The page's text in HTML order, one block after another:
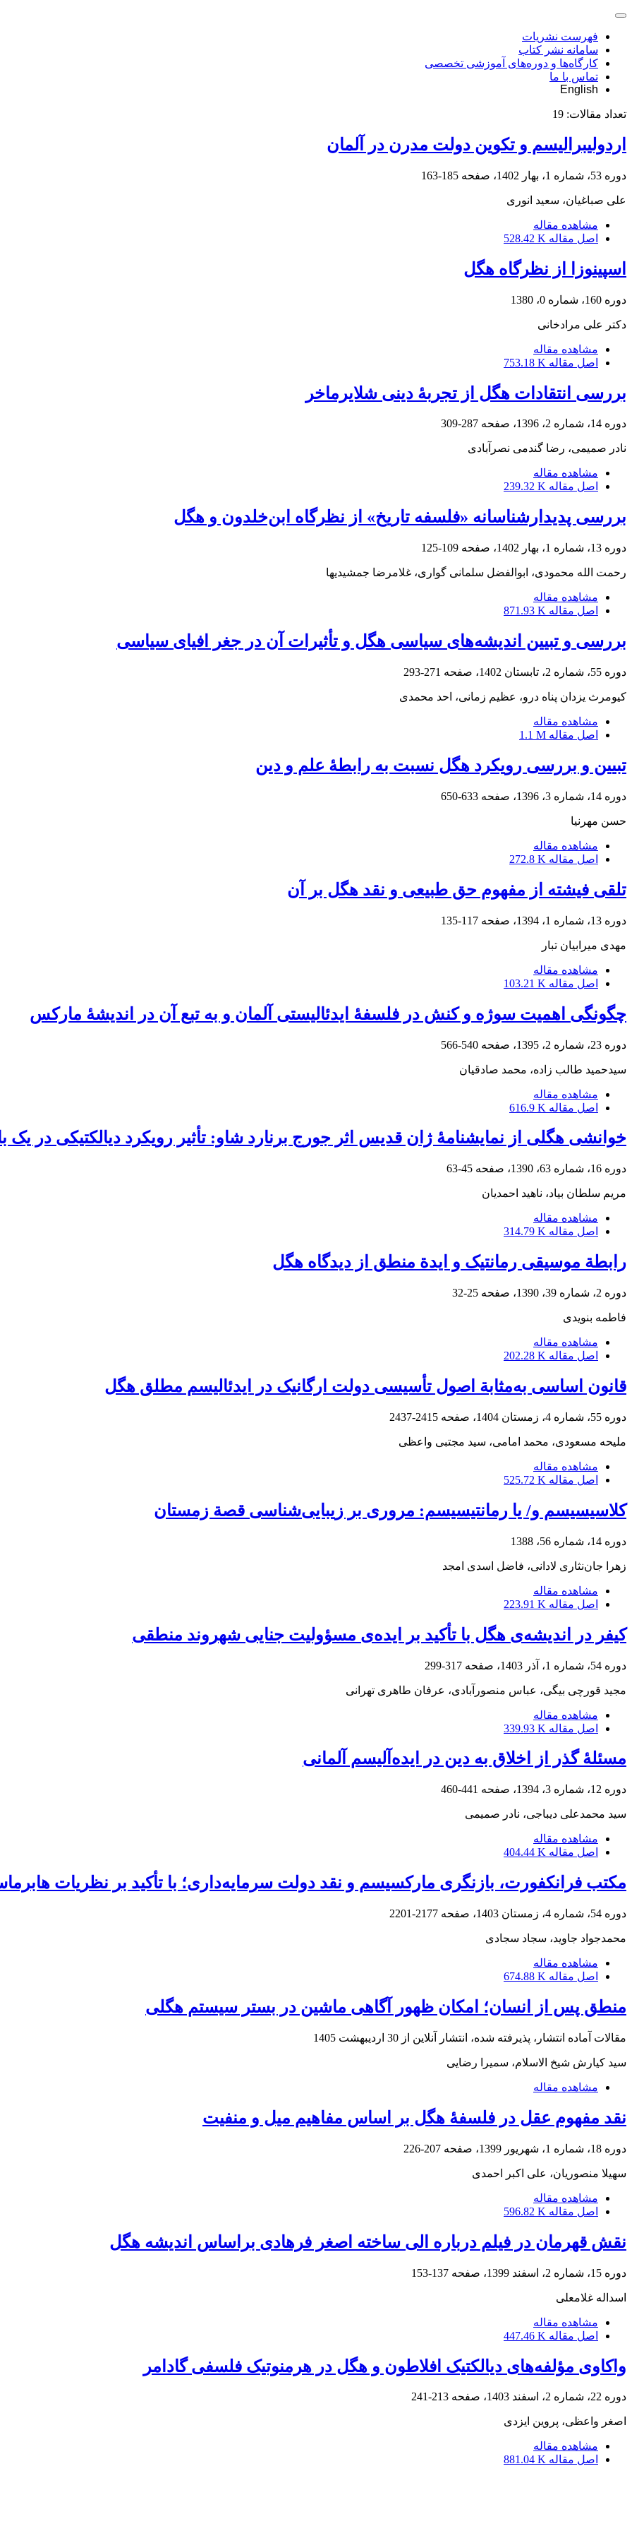
فهرست نشریات
سامانه نشر کتاب
کارگاه‌ها و دوره‌های آموزشی تخصصی
تماس با ما
English
تعداد مقالات: 19
اردولیبرالیسم و تکوین دولت مدرن در آلمان
دوره 53، شماره 1، بهار 1402، صفحه 185-163
علی صباغیان، سعید انوری
مشاهده مقاله
اصل مقاله 528.42 K
اسپینوزا از نظرگاه هگل
دوره 160، شماره 0، 1380
دکتر علی مرادخانی
مشاهده مقاله
اصل مقاله 753.18 K
بررسی انتقادات هگل از تجربۀ دینی شلایرماخر
دوره 14، شماره 2، 1396، صفحه 287-309
نادر صمیمی، رضا گندمی نصرآبادی
مشاهده مقاله
اصل مقاله 239.32 K
بررسی پدیدارشناسانه «فلسفه تاریخ» از نظرگاه ابن‌خلدون و هگل
دوره 13، شماره 1، بهار 1402، صفحه 109-125
رحمت الله محمودی، ابوالفضل سلمانی گواری، غلامرضا جمشیدیها
مشاهده مقاله
اصل مقاله 871.93 K
بررسی و تبیین اندیشه‌های سیاسی هگل و تأثیرات آن در جغر افیای سیاسی
دوره 55، شماره 2، تابستان 1402، صفحه 271-293
کیومرث یزدان پناه درو، عظیم زمانی، احد محمدی
مشاهده مقاله
اصل مقاله 1.1 M
تبیین و بررسی رویکرد هگل نسبت به رابطۀ علم و دین
دوره 14، شماره 3، 1396، صفحه 633-650
حسن مهرنیا
مشاهده مقاله
اصل مقاله 272.8 K
تلقی فیشته از مفهوم حق طبیعی و نقد هگل بر آن
دوره 13، شماره 1، 1394، صفحه 117-135
مهدی میرابیان تبار
مشاهده مقاله
اصل مقاله 103.21 K
چگونگی اهمیت سوژه و کنش در فلسفهٔ ایدئالیستی آلمان و به تبع آن در اندیشهٔ مارکس
دوره 23، شماره 2، 1395، صفحه 540-566
سیدحمید طالب زاده، محمد صادقیان
مشاهده مقاله
اصل مقاله 616.9 K
خوانشی هگلی از نمایشنامۀ ژان قدیس اثر جورج برنارد شاو: تأثیر رویکرد دیالکتیکی در یک
دوره 16، شماره 63، 1390، صفحه 45-63
مریم سلطان بیاد، ناهید احمدیان
مشاهده مقاله
اصل مقاله 314.79 K
رابطة موسیقی رمانتیک و ایدة منطق از دیدگاه هگل
دوره 2، شماره 39، 1390، صفحه 25-32
فاطمه بنویدی
مشاهده مقاله
اصل مقاله 202.28 K
قانون اساسی به‌مثابة اصول تأسیسی دولت ارگانیک در ایدئالیسم مطلق هگل
دوره 55، شماره 4، زمستان 1404، صفحه 2415-2437
ملیحه مسعودی، محمد امامی، سید مجتبی واعظی
مشاهده مقاله
اصل مقاله 525.72 K
کلاسیسیسم و/ یا رمانتیسیسم: مروری بر زیبایی‌شناسی قصة زمستان
دوره 14، شماره 56، 1388
زهرا جان‌نثاری لادانی، فاضل اسدی امجد
مشاهده مقاله
اصل مقاله 223.91 K
کیفر در اندیشه‌ی هگل با تأکید بر ایده‌ی مسؤولیت جنایی شهروند منطقی
دوره 54، شماره 1، آذر 1403، صفحه 317-299
مجید قورچی بیگی، عباس منصورآبادی، عرفان طاهری تهرانی
مشاهده مقاله
اصل مقاله 339.93 K
مسئلۀ گذر از اخلاق به دین در ایده‌آلیسم آلمانی
دوره 12، شماره 3، 1394، صفحه 441-460
سید محمدعلی دیباجی، نادر صمیمی
مشاهده مقاله
اصل مقاله 404.44 K
مکتب فرانکفورت، بازنگری مارکسیسم و نقد دولت سرمایه‌داری؛ با تأکید بر نظریات
دوره 54، شماره 4، زمستان 1403، صفحه 2177-2201
محمدجواد جاوید، سجاد سجادی
مشاهده مقاله
اصل مقاله 674.88 K
منطق پس از انسان؛ امکان ظهور آگاهی ماشین در بستر سیستم هگلی
مقالات آماده انتشار، پذیرفته شده، انتشار آنلاین از 30 اردیبهشت 1405
سید کیارش شیخ الاسلام، سمیرا رضایی
مشاهده مقاله
نقد مفهوم عقل در فلسفۀ هگل بر اساس مفاهیم میل و منفیت
دوره 18، شماره 1، شهریور 1399، صفحه 207-226
سهیلا منصوریان، علی اکبر احمدی
مشاهده مقاله
اصل مقاله 596.82 K
نقش قهرمان در فیلم درباره الی ساخته اصغر فرهادی براساس اندیشه هگل
دوره 15، شماره 2، اسفند 1399، صفحه 137-153
اسداله غلامعلی
مشاهده مقاله
اصل مقاله 447.46 K
واکاوی مؤلفه‌‌های دیالکتیک افلاطون و هگل در هرمنوتیک فلسفی گادامر
دوره 22، شماره 2، اسفند 1403، صفحه 213-241
اصغر واعظی، پروین ایزدی
مشاهده مقاله
اصل مقاله 881.04 K